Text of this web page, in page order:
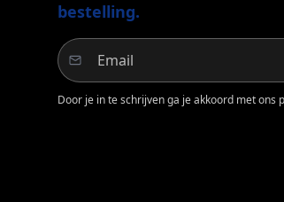
bestelling.
Door je in te schrijven ga je akkoord met ons